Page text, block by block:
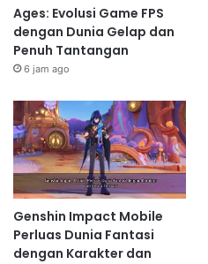
Ages: Evolusi Game FPS
dengan Dunia Gelap dan
Penuh Tantangan
6 jam ago
Genshin Impact Mobile
Perluas Dunia Fantasi
dengan Karakter dan